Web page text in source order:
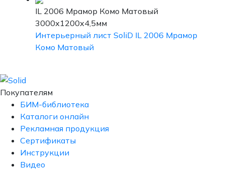
IL 2006 Мрамор Комо Матовый
3000х1200х4,5мм
Интерьерный лист SoliD IL 2006 Мрамор
Комо Матовый
Покупателям
БИМ-библиотека
Каталоги онлайн
Рекламная продукция
Сертификаты
Инструкции
Видео